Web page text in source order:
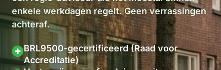
enkele werkdagen regelt. Geen verrassingen
achteraf.
BRL9500-gecertificeerd (Raad voor
Accreditatie)